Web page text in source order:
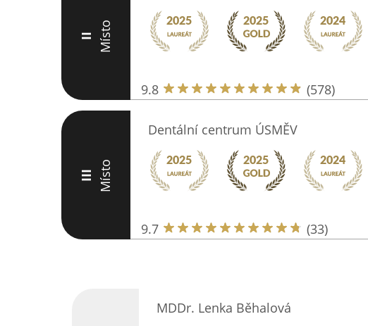
II Místo
9.8 (578)
III Místo
Dentální centrum ÚSMĚV
9.7 (33)
MDDr. Lenka Běhalová